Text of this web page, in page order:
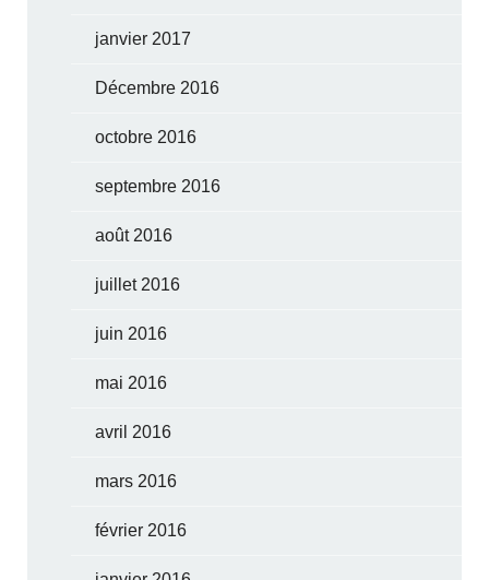
janvier 2017
Décembre 2016
octobre 2016
septembre 2016
août 2016
juillet 2016
juin 2016
mai 2016
avril 2016
mars 2016
février 2016